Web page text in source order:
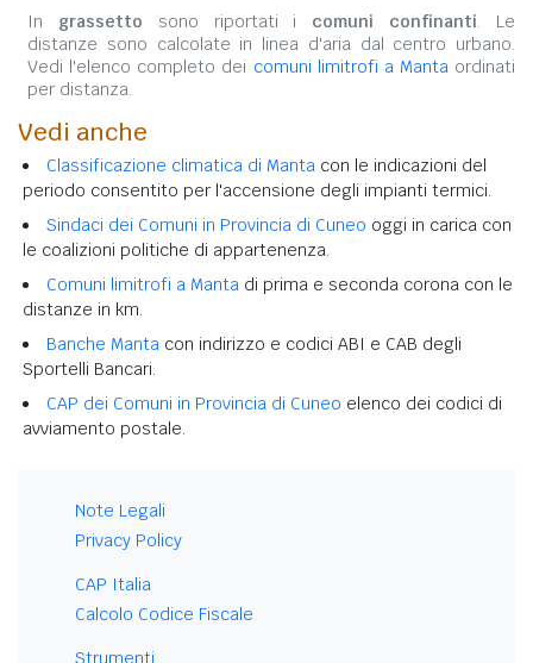
In grassetto sono riportati i comuni confinanti. Le
distanze sono calcolate in linea d'aria dal centro urbano.
Vedi l'elenco completo dei comuni limitrofi a Mantaordinati
per distanza.
Vedi anche
Classificazione climatica di Manta con le indicazioni del
periodo consentito per l'accensione degli impianti termici.
Sindaci dei Comuni in Provincia di Cuneo oggi in carica con
le coalizioni politiche di appartenenza.
Comuni limitrofi a Manta di prima e seconda corona con le
distanze in km.
Banche Manta con indirizzo e codici ABI e CAB degli
Sportelli Bancari.
CAP dei Comuni in Provincia di Cuneo elenco dei codici di
avviamento postale.
Note Legali
Privacy Policy
CAP Italia
Calcolo Codice Fiscale
Strumenti